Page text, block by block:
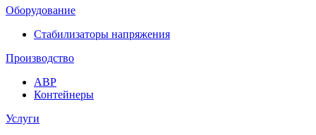
Оборудование
Стабилизаторы напряжения
Производство
АВР
Контейнеры
Услуги